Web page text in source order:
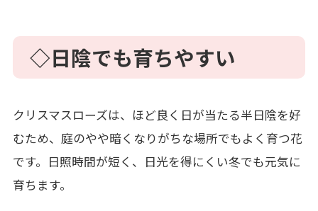
◇日陰でも育ちやすい
クリスマスローズは、ほど良く日が当たる半日陰を好
むため、庭のやや暗くなりがちな場所でもよく育つ花
です。日照時間が短く、日光を得にくい冬でも元気に
育ちます。